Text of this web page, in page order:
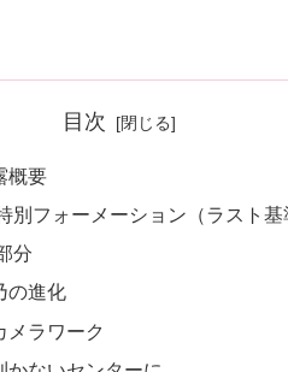
目次
概要
別フォーメーション（ラスト基
分
の進化
メラワーク